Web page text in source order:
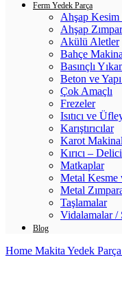
Ferm Yedek Parça
Ahşap Kesim
Ahşap
Akülü Aletler
Bahçe
Basınçlı
Beton ve
Çok Amaçlı
Frezeler
Isıtıcı ve
Karıştırıcılar
Karot
Kırıcı –
Matkaplar
Metal Kesme
Metal
Taşlamalar
Vidalamalar /
Blog
Home Makita Yedek Parça